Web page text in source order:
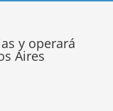
y operará
Aires